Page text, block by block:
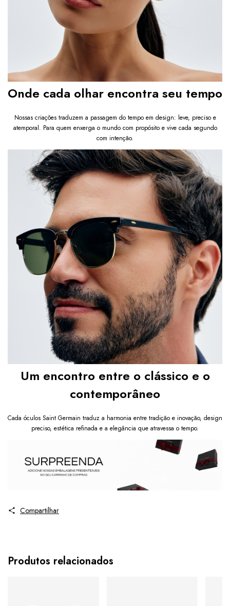
Onde cada olhar encontra seu tempo
Nossas criações traduzem a passagem do tempo em design: leve, preciso e
atemporal. Para quem enxerga o mundo com propósito e vive cada segundo
com intenção.
Um encontro entre o clássico e o
contemporâneo
Cada óculos Saint Germain traduz a harmonia entre tradição e inovação, design
preciso, estética refinada e a elegância que atravessa o tempo.
Compartilhar
Produtos relacionados